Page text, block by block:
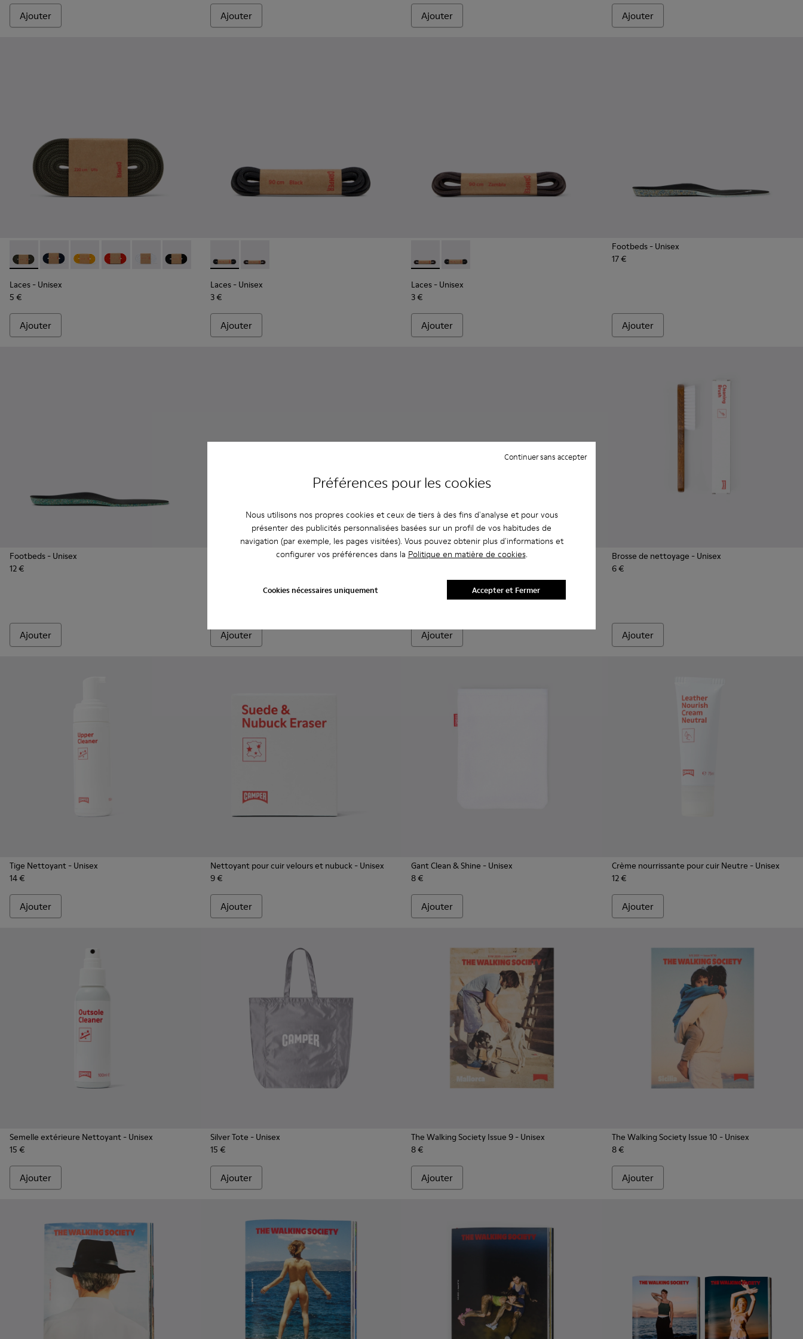
Préférences pour les cookies
Nous utilisons nos propres cookies et ceux de tiers à des fins d'analyse et pour vous
présenter des publicités personnalisées basées sur un profil de vos habitudes de
navigation (par exemple, les pages visitées). Vous pouvez obtenir plus d'informations et
configurer vos préférences dans la Politique en matière de cookies.
Cookies nécessaires uniquement
Continuer sans accepter
Accepter et Fermer
Ajouter Ajouter Ajouter Ajouter
Laces - KL00002-006 - Lacets élastiques vert foncé
Laces - KL00002-005 - Lacets bleu foncé
Laces - KL00002-004 - Lacets élastiques jaunes
Laces - KL00002-003 - Lacets élastiques rouges
Laces - KL00002-002 - Lacets élastiques blancs
Laces - KL00002-001 - Lacets élastiques noirs
Laces - Unisex
5 €
Ajouter
Laces - KL00003-001 - Lacets ronds noirs
Laces - KL00003-002 - Lacets ronds marron foncé
Laces - Unisex
3 €
Ajouter
Laces - KL00003-002 - Lacets ronds marron foncé
Laces - KL00003-001 - Lacets ronds noirs
Laces - Unisex
3 €
Ajouter
Footbeds - Unisex
17 €
Ajouter
Footbeds - Unisex
12 €
Ajouter Ajouter
Laces - KL00006-001 - Lacets plats noirs
Ajouter
Brosse de nettoyage - Unisex
6 €
Ajouter
Tige Nettoyant - Unisex
14 €
Ajouter
Nettoyant pour cuir velours et nubuck - Unisex
9 €
Ajouter
Gant Clean & Shine - Unisex
8 €
Ajouter
Crème nourrissante pour cuir Neutre - Unisex
12 €
Ajouter
Semelle extérieure Nettoyant - Unisex
15 €
Ajouter
Silver Tote - Unisex
15 €
Ajouter
The Walking Society Issue 9 - Unisex
8 €
Ajouter
The Walking Society Issue 10 - Unisex
8 €
Ajouter